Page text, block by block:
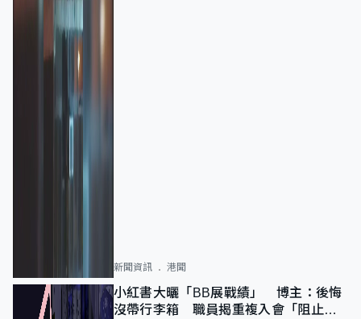
新聞資訊 港聞
小紅書大曬「BB展戰績」 博主：後悔
沒帶行李箱 職員揭重複入會「阻止唔